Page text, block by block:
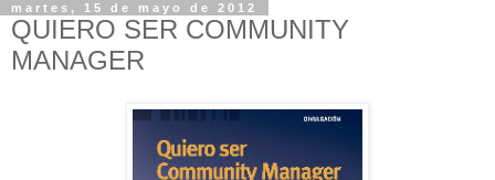
martes, 15 de mayo de 2012
QUIERO SER COMMUNITY
MANAGER